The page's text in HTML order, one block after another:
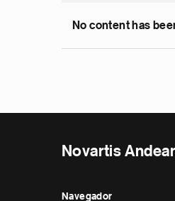
No content has
Novartis
Navegador